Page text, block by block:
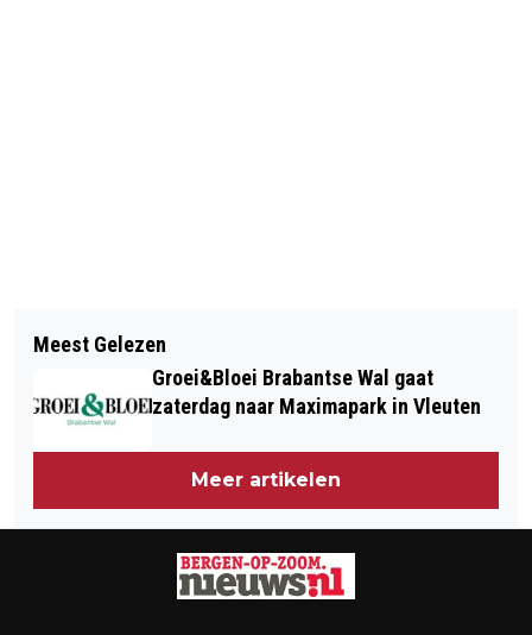
AANMELDEN VOOR DE JANTJE BETON
COLLECTE
TWEE JONGE INBREKERS
AANGEHOUDEN
Meest Gelezen
Groei&Bloei Brabantse Wal gaat
zaterdag naar Maximapark in Vleuten
Meer artikelen